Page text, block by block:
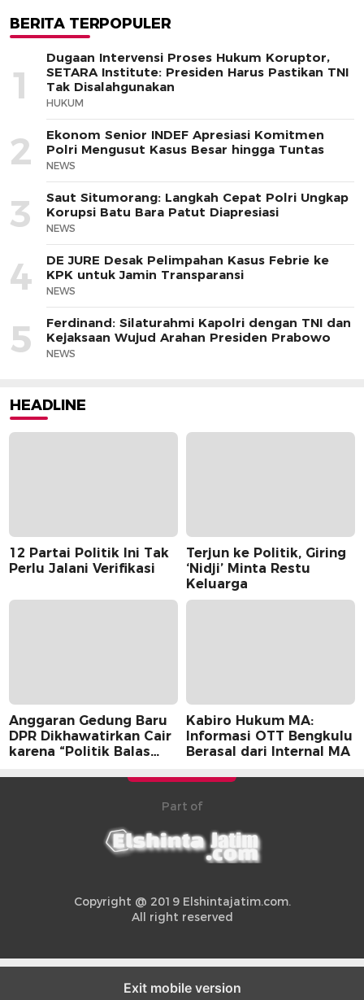
BERITA TERPOPULER
1
Dugaan Intervensi Proses Hukum Koruptor,
SETARA Institute: Presiden Harus Pastikan TNI
Tak Disalahgunakan
HUKUM
2
Ekonom Senior INDEF Apresiasi Komitmen
Polri Mengusut Kasus Besar hingga Tuntas
NEWS
3
Saut Situmorang: Langkah Cepat Polri Ungkap
Korupsi Batu Bara Patut Diapresiasi
NEWS
4
DE JURE Desak Pelimpahan Kasus Febrie ke
KPK untuk Jamin Transparansi
NEWS
5
Ferdinand: Silaturahmi Kapolri dengan TNI dan
Kejaksaan Wujud Arahan Presiden Prabowo
NEWS
HEADLINE
12 Partai Politik Ini Tak
Perlu Jalani Verifikasi
Terjun ke Politik, Giring
‘Nidji’ Minta Restu
Keluarga
Anggaran Gedung Baru
DPR Dikhawatirkan Cair
karena “Politik Balas
Kabiro Hukum MA:
Informasi OTT Bengkulu
Berasal dari Internal MA
Part of
Copyright @ 2019 Elshintajatim.com.
All right reserved
Exit mobile version